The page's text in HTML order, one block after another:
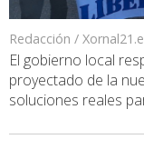
Redacción /
El gobierno local
proyectado de la
soluciones reales